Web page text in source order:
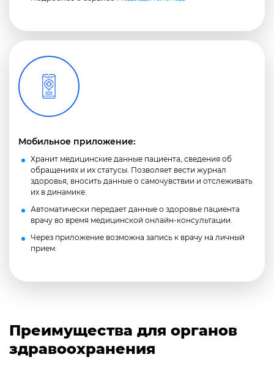
Мобильное приложение:
Хранит медицинские данные пациента, сведения об
обращениях и их статусы. Позволяет вести журнал
здоровья, вносить данные о самочувствии и отслеживать
их в динамике.
Автоматически передает данные о здоровье пациента
врачу во время медицинской онлайн-консультации.
Через приложение возможна запись к врачу на личный
прием.
Преимущества для органов
здравоохранения